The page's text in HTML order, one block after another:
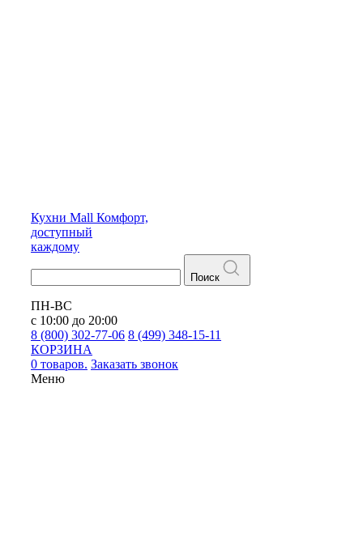
Кухни Mall Комфорт,
доступный
каждому
Поиск
ПН-ВС
с 10:00 до 20:00
8 (800) 302-77-06 8 (499) 348-15-11
КОРЗИНА
0 товаров. Заказать звонок
Меню